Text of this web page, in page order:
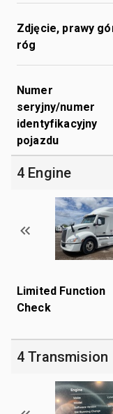
Zdjęcie, prawy
róg
Numer
seryjny/numer
identyfikacyjny
pojazdu
4 Engine
Limited Function
Check
4 Transmision